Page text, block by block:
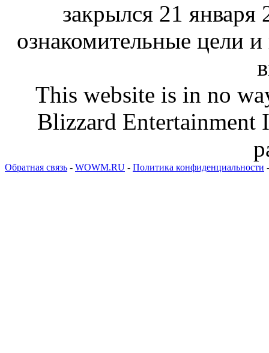
закрылся 21 января
ознакомительные цели
This website is in no
Blizzard Entertainment
Обратная связь - WOWM.RU - Политика конфиденциальности